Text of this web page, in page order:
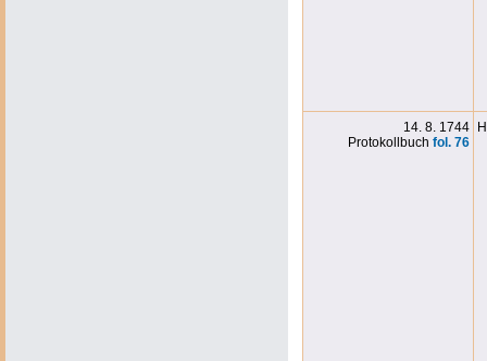
14. 8. 1744
Protokollbuch fol. 76